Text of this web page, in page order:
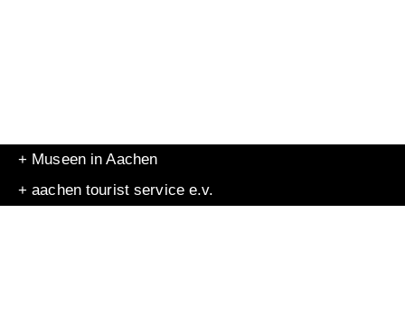
+ Museen in Aachen
+ aachen tourist service e.v.